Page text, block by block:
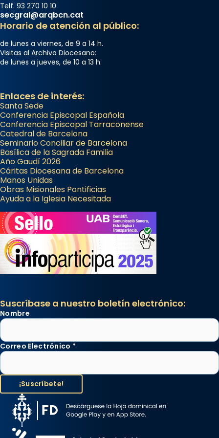
Telf. 93 270 10 10
secgral@arqbcn.cat
Horario de atención al público:
de lunes a viernes, de 9 a 14 h.
Visitas al Archivo Diocesano:
de lunes a jueves, de 10 a 13 h.
Enlaces de interés:
Santa Sede
Conferencia Episcopal Española
Conferencia Episcopal Tarraconense
Catedral de Barcelona
Seminario Conciliar de Barcelona
Basílica de la Sagrada Familia
Año Gaudí 2026
Cáritas Diocesana de Barcelona
Manos Unidas
Obras Misionales Pontificias
Ayuda a la Iglesia Necesitada
Suscríbase a nuestro boletín electrónico:
Nombre
Correo Electrónico *